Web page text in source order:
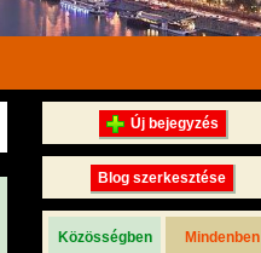
Új bejegyzés
Blog szerkesztése
Közösségben Mindenben